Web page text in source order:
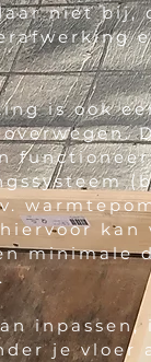
niet bij,
is ook
minimale
inpassen,
je